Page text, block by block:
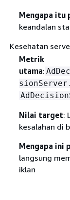
Mengapa itu
keandalan
Kesehatan
Metrik
utama:
Nilai target:
kesalahan di
Mengapa ini
langsung
iklan